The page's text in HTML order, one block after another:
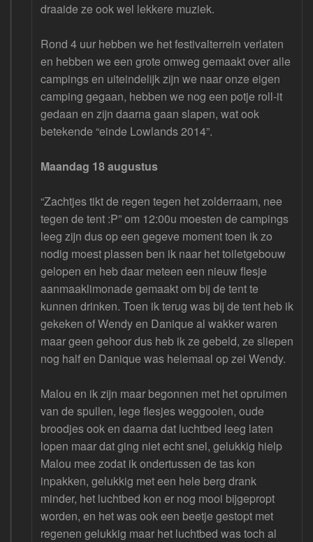
draaide ze ook wel lekkere muziek.
Rond 4 uur hebben we het festivalterrein verlaten
en hebben we een grote omweg gemaakt over alle
campings en uiteindelijk zijn we naar onze eigen
camping gegaan, hebben we nog een potje roll-it
gedaan en zijn daarna gaan slapen, wat ook
betekende “einde Lowlands 2014”.
Maandag 18 augustus
“Zachtjes tikt de regen tegen het zolderraam, nee
tegen de tent :P” om 12:00u moesten de campings
leeg zijn dus op een gegeve moment toen ik zo
nodig moest plassen ben ik naar het toiletgebouw
gelopen en heb daar meteen een nieuw flesje
aanmaaklimonade gemaakt om bij de tent te
kunnen drinken. Toen ik terug was bij de tent heb ik
gekeken of Wendy en Danique al wakker waren
maar geen gehoor dus heb ik ze gebeld, ze sliepen
nog half en Danique was helemaal op zei Wendy.
Malou en ik zijn maar begonnen met het opruimen
van de spullen, lege flesjes weggooien, oude
broodjes ook en daarna dat luchtbed leeg laten
lopen maar dat ging niet echt snel, gelukkig hielp
Malou mee zodat ik ondertussen de tas kon
inpakken, gelukkig met een hele berg drank
minder, het luchtbed kon er nog mooi bijgepropt
worden, en het was ook een beetje gestopt met
regenen gelukkig maar het luchtbed was toch al